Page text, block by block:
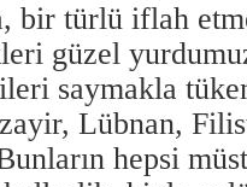
bir türlü iflah
güzel
saymakla
Lübnan,
hepsi